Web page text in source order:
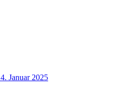
4. Januar 2025